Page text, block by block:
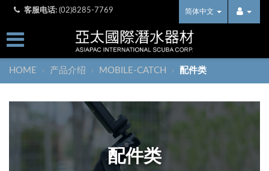
客服电话: (02)8285-7769 简体中文
HOME › 产品介绍 › MOBILE-CATCH › 配件类
配件类